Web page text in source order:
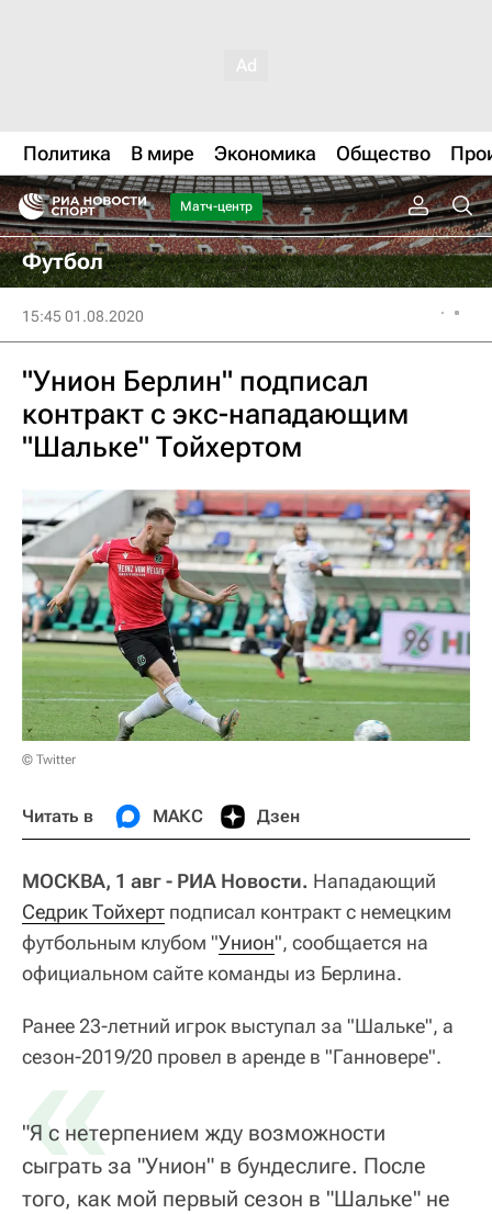
Политика В мире Экономика Общество
Матч-центр
Футбол
15:45 01.08.2020
"Унион Берлин" подписал
контракт с экс-нападающим
"Шальке" Тойхертом
© Twitter
Читать в МАКС Дзен
МОСКВА, 1 авг - РИА Новости. Нападающий
Седрик Тойхерт подписал контракт с немецким
футбольным клубом "Унион", сообщается на
официальном сайте команды из Берлина.
Ранее 23-летний игрок выступал за "Шальке", а
сезон-2019/20 провел в аренде в "Ганновере".
«
"Я с нетерпением жду возможности
сыграть за "Унион" в бундеслиге. После
того, как мой первый сезон в "Шальке" не